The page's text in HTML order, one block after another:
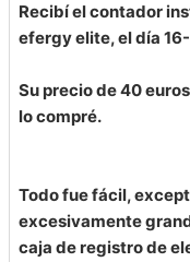
Recibí el contador
efergy elite, el día
Su precio de 40
lo compré.
Todo fue fácil,
excesivamente
caja de registro de